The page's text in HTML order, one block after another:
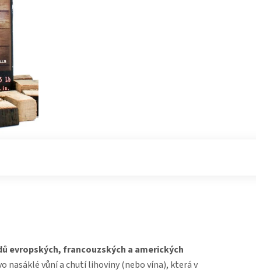
evropských, francouzských a amerických
nasáklé vůní a chutí lihoviny (nebo vína), která v